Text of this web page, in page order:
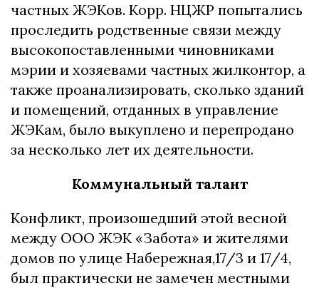
частных ЖЭКов. Корр. НЦЖР попытались
проследить родственные связи между
высокопоставленными чиновниками
мэрии и хозяевами частных жилконтор, а
также проанализировать, сколько зданий
и помещений, отданных в управление
ЖЭКам, было выкуплено и перепродано
за несколько лет их деятельности.
Коммунальный талант
Конфликт, произошедший этой весной
между ООО ЖЭК «Забота» и жителями
домов по улице Набережная,17/3 и 17/4,
был практически не замечен местными